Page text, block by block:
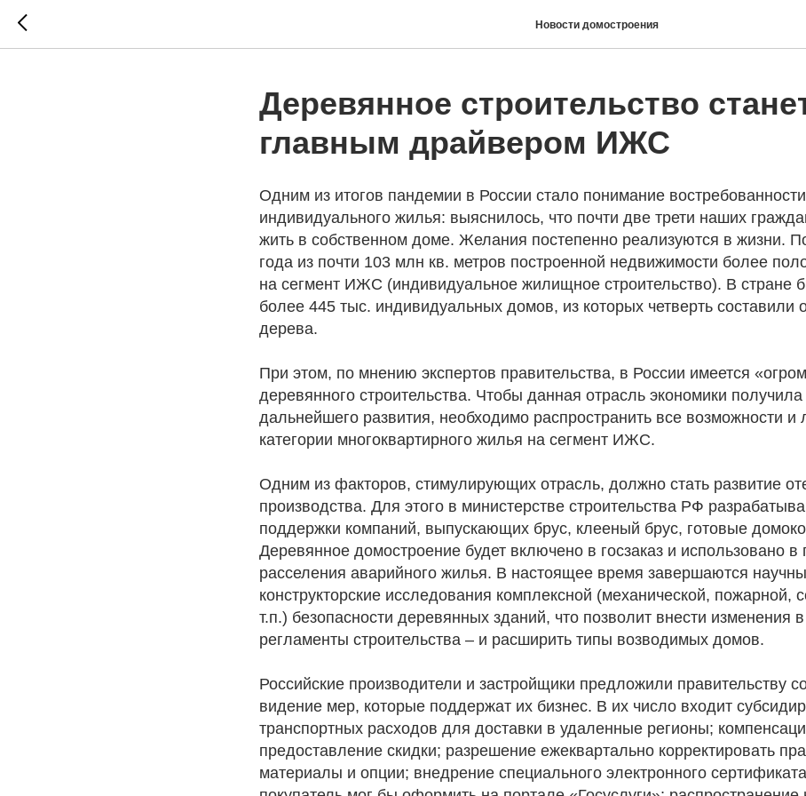
Новости домостроения
Деревянное строительство
главным драйвером ИЖС
Одним из итогов пандемии в России стало понимание востребованности
индивидуального жилья: выяснилось, что почти две трети наших
жить в собственном доме. Желания постепенно реализуются в жизни.
года из почти 103 млн кв. метров построенной недвижимости более
на сегмент ИЖС (индивидуальное жилищное строительство). В стране
более 445 тыс. индивидуальных домов, из которых четверть составили
дерева.
При этом, по мнению экспертов правительства, в России имеется
деревянного строительства. Чтобы данная отрасль экономики
дальнейшего развития, необходимо распространить все возможности и
категории многоквартирного жилья на сегмент ИЖС.
Одним из факторов, стимулирующих отрасль, должно стать развитие
производства. Для этого в министерстве строительства РФ
поддержки компаний, выпускающих брус, клееный брус, готовые
Деревянное домостроение будет включено в госзаказ и использовано в
расселения аварийного жилья. В настоящее время завершаются
конструкторские исследования комплексной (механической, пожарной,
т.п.) безопасности деревянных зданий, что позволит внести изменения
регламенты строительства – и расширить типы возводимых домов.
Российские производители и застройщики предложили правительству
видение мер, которые поддержат их бизнес. В их число входит
транспортных расходов для доставки в удаленные регионы;
предоставление скидки; разрешение ежеквартально корректировать
материалы и опции; внедрение специального электронного